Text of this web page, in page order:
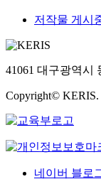
저작물 게시
41061 대구광역시
Copyright©
네이버 블로